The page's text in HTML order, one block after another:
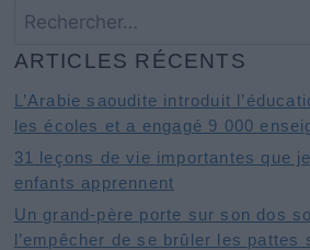
ARTICLES RÉCENTS
L’Arabie saoudite introduit
les écoles et a engagé 9 000
31 leçons de vie importantes que
enfants apprennent
Un grand-père porte sur son dos
l’empêcher de se brûler les pattes